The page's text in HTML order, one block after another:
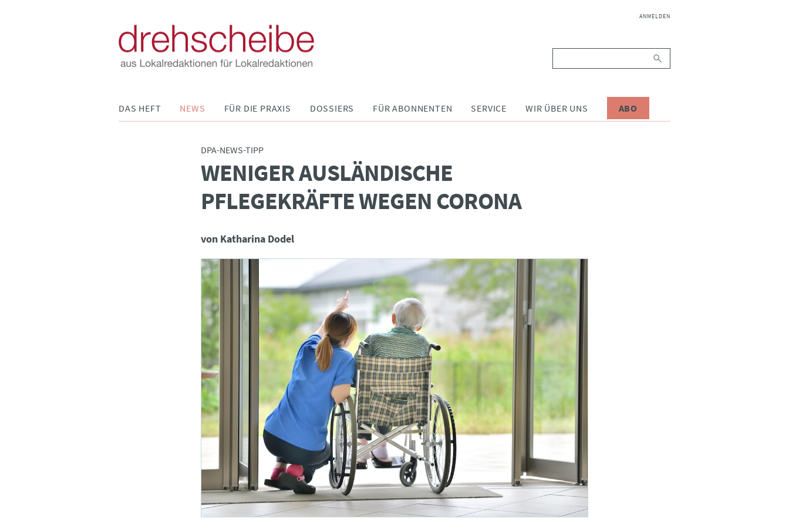
NAVIGATION
ANMELDEN
DAS HEFT NEWS FÜR DIE PRAXIS DOSSIERS FÜR ABONNENTEN SERVICE WIR ÜBER UNS ABO
DPA-NEWS-TIPP
:WENIGER AUSLÄNDISCHE
PFLEGEKRÄFTE WEGEN CORONA
von Katharina Dodel